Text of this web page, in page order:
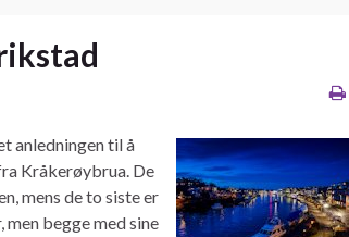
anledningen til å
Kråkerøybrua. De
mens de to siste er
begge med sine